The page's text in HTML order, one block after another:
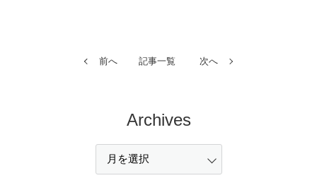
前へ 記事一覧 次へ
Archives